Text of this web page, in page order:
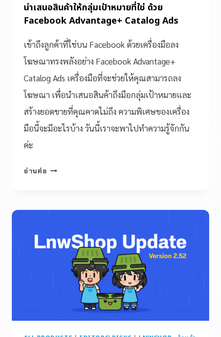
นำเสนอสินค้าให้กลุ่มเป้าหมายที่ใช่ ด้วย
Facebook Advantage+ Catalog Ads
เข้าถึงลูกค้าที่ใช่บน Facebook ด้วยเครื่องมือลง
โฆษณาทรงพลังอย่าง Facebook Advantage+
Catalog Ads เครื่องมือที่จะช่วยให้คุณสามารถลง
โฆษณา เพื่อนำเสนอสินค้าถึงมือกลุ่มเป้าหมายและ
สร้างยอดขายที่คุณคาดไม่ถึง ความพิเศษของเครื่อง
มือนี้จะมีอะไรบ้าง วันนี้เราจะพาไปทำความรู้จักกัน
ค่ะ
อ่านต่อ